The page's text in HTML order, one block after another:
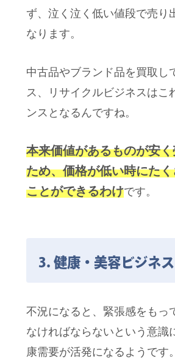
ず、泣く泣く低い値段で売り
なります。
中古品やブランド品を買取し
ス、リサイクルビジネスはこ
ンスとなるんですね。
本来価値があるものが安
ため、価格が低い時にた
ことができるわけです。
3. 健康・美容ビジネス
不況になると、緊張感をもっ
なければならないという意識
康需要が活発になるようです。